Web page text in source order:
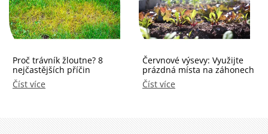
Proč trávník žloutne? 8
nejčastějších příčin
Číst více
Červnové výsevy: Využijte
prázdná místa na záhonech
Číst více